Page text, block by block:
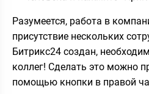
Разумеется, работа в
присутствие нескольких
Битрикс24 создан,
коллег! Сделать это можно
помощью кнопки в правой